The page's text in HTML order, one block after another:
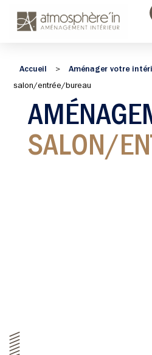
Accueil > Aménager votre
salon/entrée/bureau
SALON/